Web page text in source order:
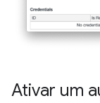
Ativar um